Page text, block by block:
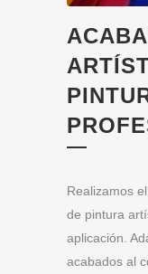
Realizamos
de pintura
aplicación.
acabados al